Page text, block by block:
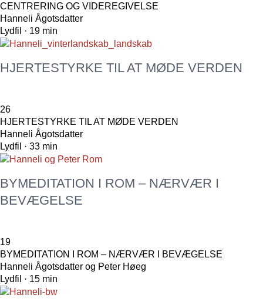
CENTRERING OG VIDEREGIVELSE
Hanneli Ågotsdatter
Lydfil · 19 min
HJERTESTYRKE TIL AT MØDE VERDEN
26
HJERTESTYRKE TIL AT MØDE VERDEN
Hanneli Ågotsdatter
Lydfil · 33 min
BYMEDITATION I ROM – NÆRVÆR I
BEVÆGELSE
19
BYMEDITATION I ROM – NÆRVÆR I BEVÆGELSE
Hanneli Ågotsdatter og Peter Høeg
Lydfil · 15 min